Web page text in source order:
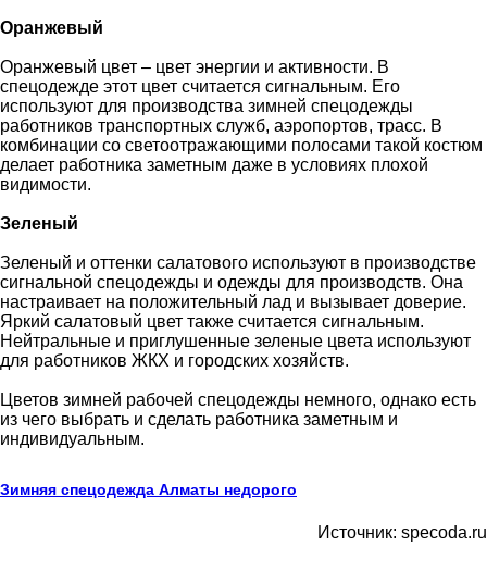
Оранжевый
Оранжевый цвет – цвет энергии и активности. В
спецодежде этот цвет считается сигнальным. Его
используют для производства зимней спецодежды
работников транспортных служб, аэропортов, трасс. В
комбинации со светоотражающими полосами такой костюм
делает работника заметным даже в условиях плохой
видимости.
Зеленый
Зеленый и оттенки салатового используют в производстве
сигнальной спецодежды и одежды для производств. Она
настраивает на положительный лад и вызывает доверие.
Яркий салатовый цвет также считается сигнальным.
Нейтральные и приглушенные зеленые цвета используют
для работников ЖКХ и городских хозяйств.
Цветов зимней рабочей спецодежды немного, однако есть
из чего выбрать и сделать работника заметным и
индивидуальным.
Зимняя спецодежда Алматы недорого
Источник: specoda.ru